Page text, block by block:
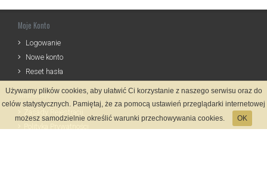
Moje Konto
Logowanie
Nowe konto
Reset hasła
Informacje
Używamy plików cookies, aby ułatwić Ci korzystanie z naszego serwisu oraz do
celów statystycznych. Pamiętaj, że za pomocą ustawień przeglądarki internetowej
możesz samodzielnie określić warunki przechowywania cookies.
OK